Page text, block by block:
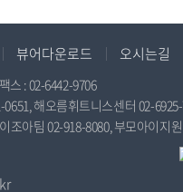
뷰어다운로드 오시는길
스 : 02-6442-9706
해오름휘트니스센터 02-
조아팀 02-918-8080, 부모아이지